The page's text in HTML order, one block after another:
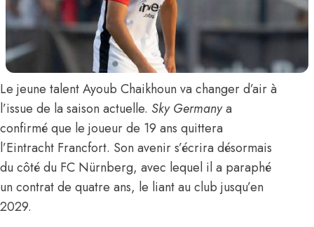
Le jeune talentAyoub Chaikhoun va changer d’air à
l’issue de la saison actuelle. Sky Germanya
confirmé que le joueur de 19 ans quittera
l’Eintracht Francfort. Son avenir s’écrira désormais
du côté du FC Nürnberg, avec lequel il a paraphé
un contrat de quatre ans, le liant au club jusqu’en
2029.